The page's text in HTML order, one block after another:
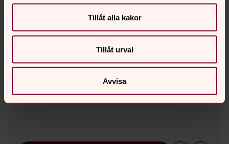
Tillåt alla kakor
Tillåt urval
Avvisa